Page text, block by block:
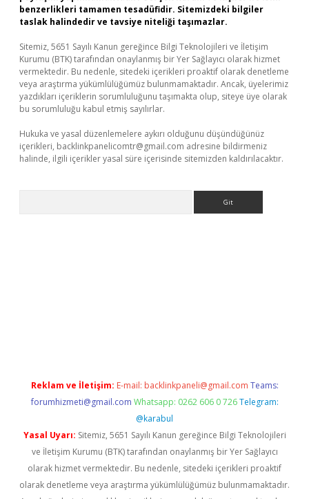
benzerlikleri tamamen tesadüfidir. Sitemizdeki bilgiler
taslak halindedir ve tavsiye niteliği taşımazlar.
Sitemiz, 5651 Sayılı Kanun gereğince Bilgi Teknolojileri ve İletişim
Kurumu (BTK) tarafından onaylanmış bir Yer Sağlayıcı olarak hizmet
vermektedir. Bu nedenle, sitedeki içerikleri proaktif olarak denetleme
veya araştırma yükümlülüğümüz bulunmamaktadır. Ancak, üyelerimiz
yazdıkları içeriklerin sorumluluğunu taşımakta olup, siteye üye olarak
bu sorumluluğu kabul etmiş sayılırlar.
Hukuka ve yasal düzenlemelere aykırı olduğunu düşündüğünüz
içerikleri, backlinkpanelicomtr@gmail.com adresine bildirmeniz
halinde, ilgili içerikler yasal süre içerisinde sitemizden kaldırılacaktır.
Reklam ve İletişim: E-mail: backlinkpaneli@gmail.com Teams:
forumhizmeti@gmail.com Whatsapp: 0262 606 0 726 Telegram:
@karabul
Yasal Uyarı: Sitemiz, 5651 Sayılı Kanun gereğince Bilgi Teknolojileri
ve İletişim Kurumu (BTK) tarafından onaylanmış bir Yer Sağlayıcı
olarak hizmet vermektedir. Bu nedenle, sitedeki içerikleri proaktif
olarak denetleme veya araştırma yükümlülüğümüz bulunmamaktadır.